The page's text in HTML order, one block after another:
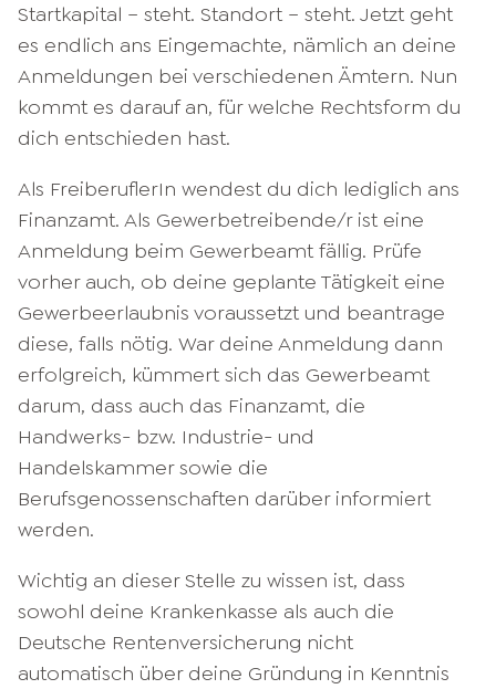
Startkapital – steht. Standort – steht. Jetzt geht
es endlich ans Eingemachte, nämlich an deine
Anmeldungen bei verschiedenen Ämtern. Nun
kommt es darauf an, für welche Rechtsform du
dich entschieden hast.
Als FreiberuflerIn wendest du dich lediglich ans
Finanzamt. Als Gewerbetreibende/r ist eine
Anmeldung beim Gewerbeamt fällig. Prüfe
vorher auch, ob deine geplante Tätigkeit eine
Gewerbeerlaubnis voraussetzt und beantrage
diese, falls nötig. War deine Anmeldung dann
erfolgreich, kümmert sich das Gewerbeamt
darum, dass auch das Finanzamt, die
Handwerks- bzw. Industrie- und
Handelskammer sowie die
Berufsgenossenschaften darüber informiert
werden.
Wichtig an dieser Stelle zu wissen ist, dass
sowohl deine Krankenkasse als auch die
Deutsche Rentenversicherung nicht
automatisch über deine Gründung in Kenntnis